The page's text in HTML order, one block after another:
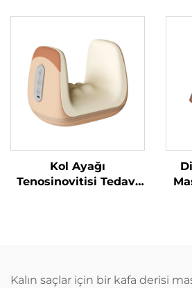
Kol Ayağı
Tenosinovitisi Tedavi
Kalın saçlar için bir kafa derisi